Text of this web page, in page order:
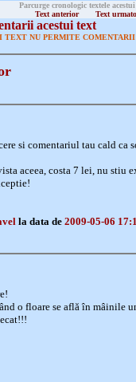
Parcurge cronologic textele
Text anterior
Text
acestui text
TEXT NU PERMITE
si comentariul tau cald ca
aceea, costa 7 lei, nu stiu
la data de 2009-05-06
o floare se află în mâinile